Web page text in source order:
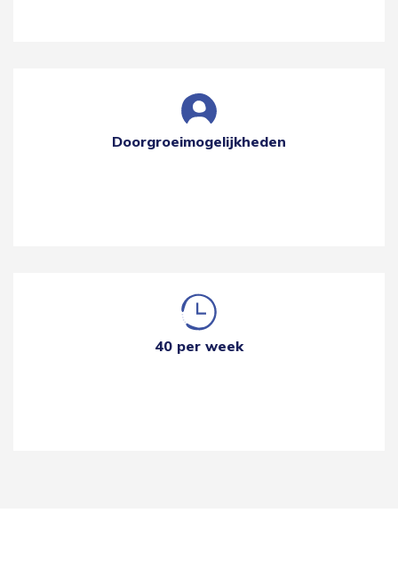
Doorgroeimogelijkheden
40 per week